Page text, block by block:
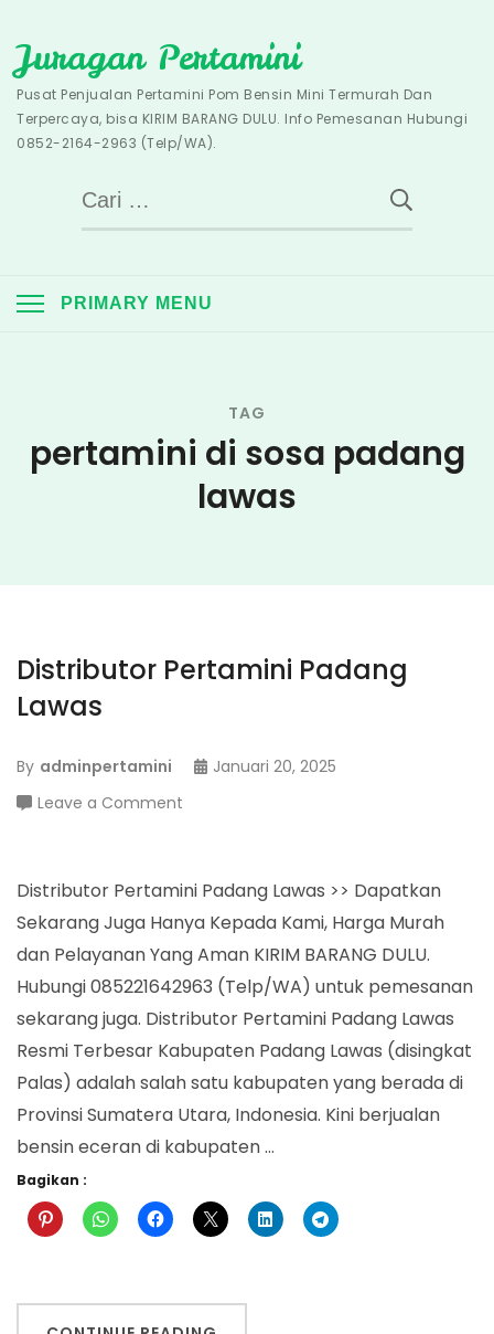
to
content
Juragan Pertamini
Pusat Penjualan Pertamini Pom Bensin Mini Termurah Dan
Terpercaya, bisa KIRIM BARANG DULU. Info Pemesanan Hubungi
0852-2164-2963 (Telp/WA).
Cari
untuk:
PRIMARY MENU
TAG
pertamini di sosa padang
lawas
Distributor Pertamini Padang
Lawas
By adminpertamini
Januari 20, 2025
Leave a Comment
Padang
Lawas
Distributor Pertamini Padang Lawas >> Dapatkan
Sekarang Juga Hanya Kepada Kami, Harga Murah
dan Pelayanan Yang Aman KIRIM BARANG DULU.
Hubungi 085221642963 (Telp/WA) untuk pemesanan
sekarang juga. Distributor Pertamini Padang Lawas
Resmi Terbesar Kabupaten Padang Lawas (disingkat
Palas) adalah salah satu kabupaten yang berada di
Provinsi Sumatera Utara, Indonesia. Kini berjualan
bensin eceran di kabupaten …
Bagikan :